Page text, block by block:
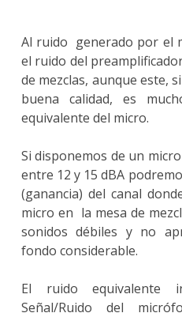
Al ruido generado por el
el ruido del
de mezclas, aunque este,
buena calidad, es
equivalente del micro.
Si disponemos de un
entre 12 y 15 dBA
(ganancia) del canal
micro en la mesa de
sonidos débiles y no
fondo considerable.
El ruido equivalente
Señal/Ruido del